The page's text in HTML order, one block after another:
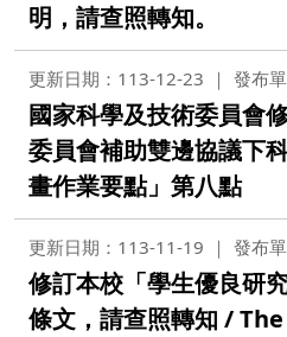
明，請查照轉知。
更新日期：113-12-23 發布
國家科學及技術委員會
委員會補助雙邊協議下
畫作業要點」第八點
更新日期：113-11-19 發布
修訂本校「學生優良研
條文，請查照轉知 /